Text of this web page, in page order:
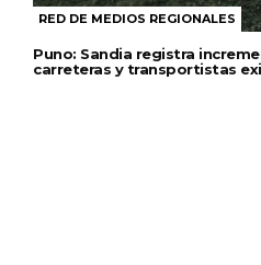
RED DE MEDIOS REGIONALES
Puno: Sandia registra
carreteras y transportistas